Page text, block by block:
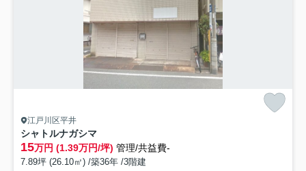
江戸川区平井
シャトルナガシマ
15万円 (1.39万円/坪) 管理/共益費-
7.89坪 (26.10㎡) /築36年 /3階建